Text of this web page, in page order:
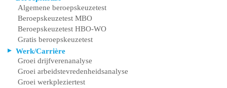
Algemene beroepskeuzetest
Beroepskeuzetest MBO
Beroepskeuzetest HBO-WO
Gratis beroepskeuzetest
Werk/Carrière
Groei drijfverenanalyse
Groei arbeidstevredenheidsanalyse
Groei werkpleziertest